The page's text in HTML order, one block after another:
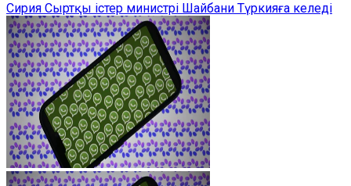
Сирия Сыртқы істер министрі Шайбани Түркияға келеді